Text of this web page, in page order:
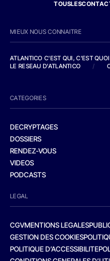
MIEUX NOUS CONNAITRE
ATLANTICO C'EST QUI, C'EST
LE RESEAU D'ATLANTICO
/
CATEGORIES
DECRYPTAGES
DOSSIERS
RENDEZ-VOUS
VIDEOS
PODCASTS
LEGAL
CGVMENTIONS LEGALES
GESTION DES COOKIES
POLITIQUE D’ACCESSIBILITE